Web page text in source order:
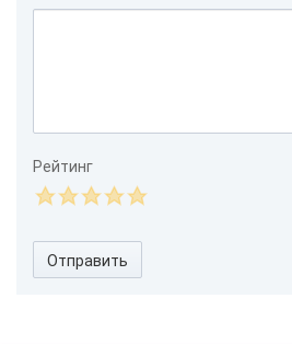
Рейтинг
Отправить